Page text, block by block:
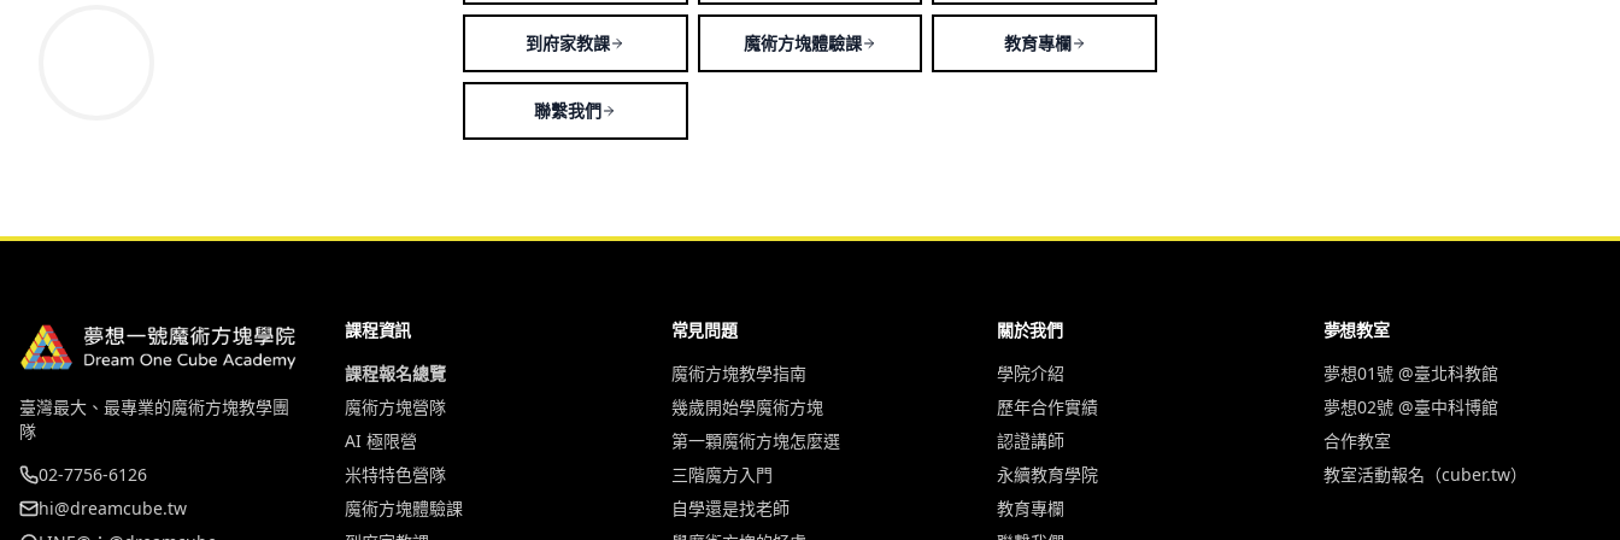
到府家教課 魔術方塊體驗課 教育專欄
聯繫我們
臺灣最大、最專業的魔術方塊教學團
隊
02-7756-6126
hi@dreamcube.tw
課程資訊
課程報名總覽
魔術方塊營隊
AI 極限營
米特特色營隊
魔術方塊體驗課
常見問題
魔術方塊教學指南
幾歲開始學魔術方塊
第一顆魔術方塊怎麼選
三階魔方入門
自學還是找老師
關於我們
學院介紹
歷年合作實績
認證講師
永續教育學院
教育專欄
夢想教室
夢想01號 @臺北科教館
夢想02號 @臺中科博館
合作教室
教室活動報名（cuber.tw）